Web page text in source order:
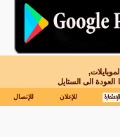
العودة الى الستايل
للإعلان للإتصال